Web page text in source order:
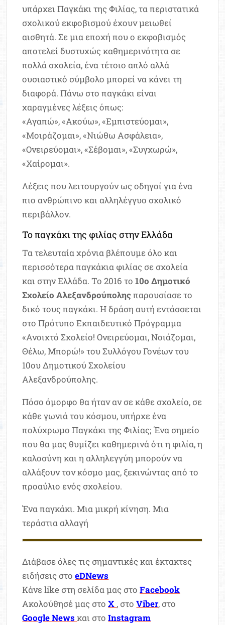
υπάρχει Παγκάκι της Φιλίας, τα περιστατικά
σχολικού εκφοβισμού έχουν μειωθεί
αισθητά. Σε μια εποχή που ο εκφοβισμός
αποτελεί δυστυχώς καθημερινότητα σε
πολλά σχολεία, ένα τέτοιο απλό αλλά
ουσιαστικό σύμβολο μπορεί να κάνει τη
διαφορά. Πάνω στο παγκάκι είναι
χαραγμένες λέξεις όπως:
«Αγαπώ», «Ακούω», «Εμπιστεύομαι»,
«Μοιράζομαι», «Νιώθω Ασφάλεια»,
«Ονειρεύομαι», «Σέβομαι», «Συγχωρώ»,
«Χαίρομαι».
Λέξεις που λειτουργούν ως οδηγοί για ένα
πιο ανθρώπινο και αλληλέγγυο σχολικό
περιβάλλον.
Το παγκάκι της φιλίας στην Ελλάδα
Τα τελευταία χρόνια βλέπουμε όλο και
περισσότερα παγκάκια φιλίας σε σχολεία
και στην Ελλάδα. Το 2016 το10ο Δημοτικό
Σχολείο Αλεξανδρούποληςπαρουσίασε το
δικό τους παγκάκι. Η δράση αυτή εντάσσεται
στο Πρότυπο Εκπαιδευτικό Πρόγραμμα
«Ανοιχτό Σχολείο! Ονειρεύομαι, Νοιάζομαι,
Θέλω, Μπορώ!» του Συλλόγου Γονέων του
10ου Δημοτικού Σχολείου
Αλεξανδρούπολης.
Πόσο όμορφο θα ήταν αν σε κάθε σχολείο, σε
κάθε γωνιά του κόσμου, υπήρχε ένα
πολύχρωμο Παγκάκι της Φιλίας; Ένα σημείο
που θα μας θυμίζει καθημερινά ότι η φιλία, η
καλοσύνη και η αλληλεγγύη μπορούν να
αλλάξουν τον κόσμο μας, ξεκινώντας από το
προαύλιο ενός σχολείου.
Ένα παγκάκι. Μια μικρή κίνηση. Μια
τεράστια αλλαγή
Διάβασε όλες τις σημαντικές και έκτακτες
ειδήσεις στοeDNews
Κάνε like στη σελίδα μας στοFacebook
Ακολούθησέ μας στοX , στοViber, στο
Google News και στοInstagram